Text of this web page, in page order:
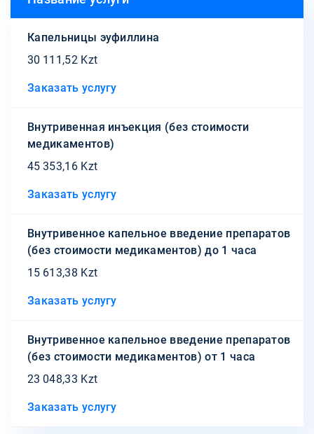
Капельницы эуфиллина
30 111,52 Kzt
Заказать услугу
Внутривенная инъекция (без стоимости
медикаментов)
45 353,16 Kzt
Заказать услугу
Внутривенное капельное введение препаратов
(без стоимости медикаментов) до 1 часа
15 613,38 Kzt
Заказать услугу
Внутривенное капельное введение препаратов
(без стоимости медикаментов) от 1 часа
23 048,33 Kzt
Заказать услугу